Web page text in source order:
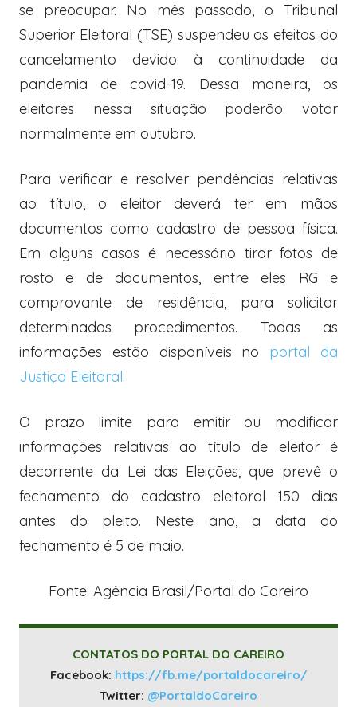
se preocupar. No mês passado, o Tribunal
Superior Eleitoral (TSE) suspendeu os efeitos do
cancelamento devido à continuidade da
pandemia de covid-19. Dessa maneira, os
eleitores nessa situação poderão votar
normalmente em outubro.
Para verificar e resolver pendências relativas
ao título, o eleitor deverá ter em mãos
documentos como cadastro de pessoa física.
Em alguns casos é necessário tirar fotos de
rosto e de documentos, entre eles RG e
comprovante de residência, para solicitar
determinados procedimentos. Todas as
informações estão disponíveis no portal da
Justiça Eleitoral.
O prazo limite para emitir ou modificar
informações relativas ao título de eleitor é
decorrente da Lei das Eleições, que prevê o
fechamento do cadastro eleitoral 150 dias
antes do pleito. Neste ano, a data do
fechamento é 5 de maio.
Fonte: Agência Brasil/Portal do Careiro
CONTATOS DO PORTAL DO CAREIRO
Facebook: https://fb.me/portaldocareiro/
Twitter: @PortaldoCareiro